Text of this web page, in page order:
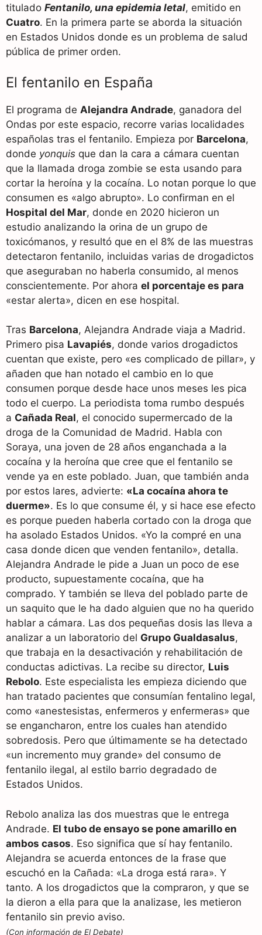
titulado Fentanilo, una epidemia letal, emitido en
Cuatro. En la primera parte se aborda la situación
en Estados Unidos donde es un problema de salud
pública de primer orden.
El fentanilo en España
El programa de Alejandra Andrade, ganadora del
Ondas por este espacio, recorre varias localidades
españolas tras el fentanilo. Empieza por Barcelona,
donde yonquis que dan la cara a cámara cuentan
que la llamada droga zombie se esta usando para
cortar la heroína y la cocaína. Lo notan porque lo que
consumen es «algo abrupto». Lo confirman en el
Hospital del Mar, donde en 2020 hicieron un
estudio analizando la orina de un grupo de
toxicómanos, y resultó que en el 8% de las muestras
detectaron fentanilo, incluidas varias de drogadictos
que aseguraban no haberla consumido, al menos
conscientemente. Por ahora el porcentaje es para
«estar alerta», dicen en ese hospital.
Tras Barcelona, Alejandra Andrade viaja a Madrid.
Primero pisa Lavapiés, donde varios drogadictos
cuentan que existe, pero «es complicado de pillar», y
añaden que han notado el cambio en lo que
consumen porque desde hace unos meses les pica
todo el cuerpo. La periodista toma rumbo después
a Cañada Real, el conocido supermercado de la
droga de la Comunidad de Madrid. Habla con
Soraya, una joven de 28 años enganchada a la
cocaína y la heroína que cree que el fentanilo se
vende ya en este poblado. Juan, que también anda
por estos lares, advierte: «La cocaína ahora te
duerme». Es lo que consume él, y si hace ese efecto
es porque pueden haberla cortado con la droga que
ha asolado Estados Unidos. «Yo la compré en una
casa donde dicen que venden fentanilo», detalla.
Alejandra Andrade le pide a Juan un poco de ese
producto, supuestamente cocaína, que ha
comprado. Y también se lleva del poblado parte de
un saquito que le ha dado alguien que no ha querido
hablar a cámara. Las dos pequeñas dosis las lleva a
analizar a un laboratorio del Grupo Gualdasalus,
que trabaja en la desactivación y rehabilitación de
conductas adictivas. La recibe su director, Luis
Rebolo. Este especialista les empieza diciendo que
han tratado pacientes que consumían fentalino legal,
como «anestesistas, enfermeros y enfermeras» que
se engancharon, entre los cuales han atendido
sobredosis. Pero que últimamente se ha detectado
«un incremento muy grande» del consumo de
fentanilo ilegal, al estilo barrio degradado de
Estados Unidos.
Rebolo analiza las dos muestras que le entrega
Andrade. El tubo de ensayo se pone amarillo en
ambos casos. Eso significa que sí hay fentanilo.
Alejandra se acuerda entonces de la frase que
escuchó en la Cañada: «La droga está rara». Y
tanto. A los drogadictos que la compraron, y que se
la dieron a ella para que la analizase, les metieron
fentanilo sin previo aviso.
(Con información de El Debate)